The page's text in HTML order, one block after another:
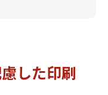
した印刷